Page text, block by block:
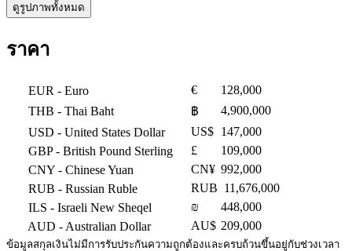
ดูรูปภาพทั้งหมด
ราคา
EUR - Euro €
128,000
THB - Thai Baht ฿
4,900,000
USD - United States Dollar US$ 147,000
GBP- British Pound Sterling £
109,000
CNY - Chinese Yuan CN¥ 992,000
RUB - Russian Ruble RUB 11,676,000
ILS - Israeli New Sheqel ₪
448,000
AUD - Australian Dollar AU$ 209,000
ข้อมูลสกุลเงินไม่มีการรับประกันความถูกต้องและครบถ้วนขึ้นอยู่กับช่วงเวลา